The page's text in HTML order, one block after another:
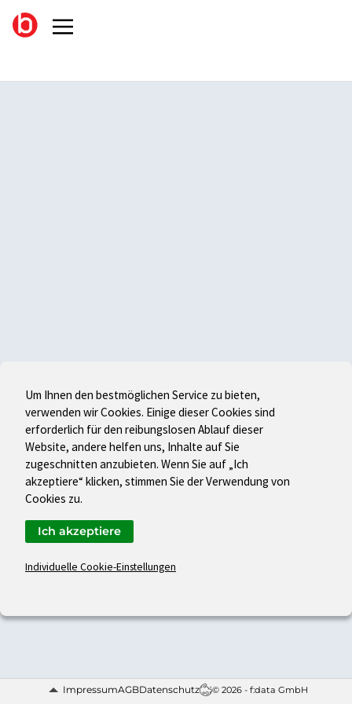
ImpressumAGBDatenschutz © 2026 - f:data GmbH
Um Ihnen den bestmöglichen Service zu bieten,
verwenden wir Cookies. Einige dieser Cookies sind
erforderlich für den reibungslosen Ablauf dieser
Website, andere helfen uns, Inhalte auf Sie
zugeschnitten anzubieten. Wenn Sie auf „Ich
akzeptiere“ klicken, stimmen Sie der Verwendung von
Cookies zu.
Individuelle Cookie-Einstellungen
Ich akzeptiere